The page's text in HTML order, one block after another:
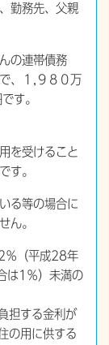
勤務先、父親
の連帯債務
、１,９８０万
す。
を受けること
す。
る等の場合に
ん。
％（平成28年
は1％）未満の
担する金利が
の用に供する